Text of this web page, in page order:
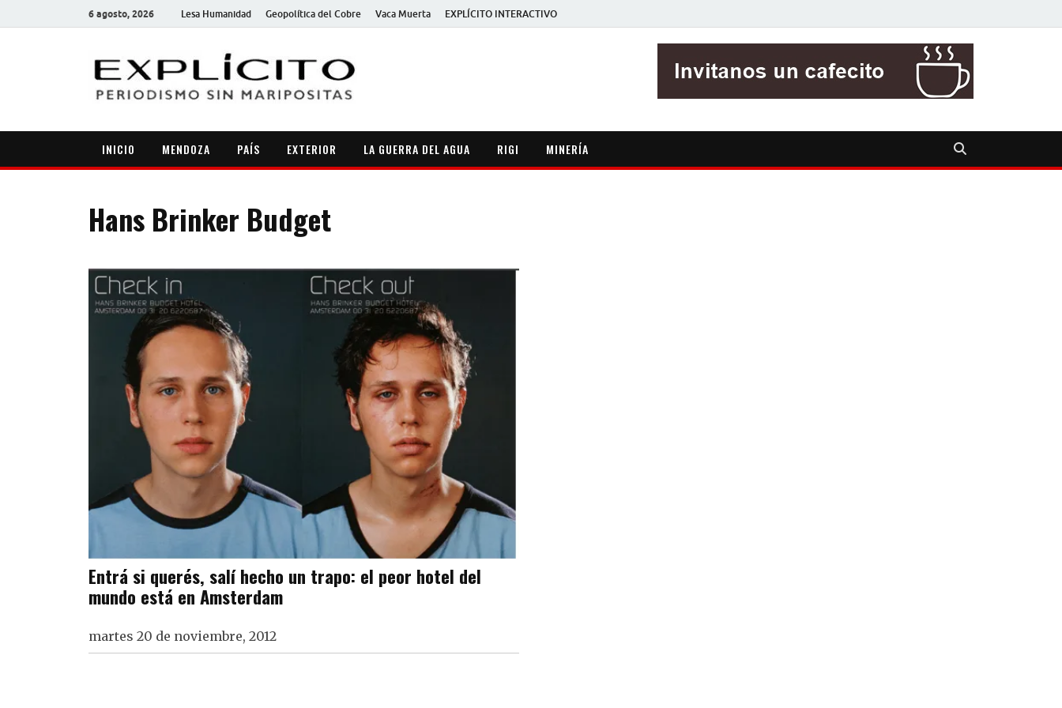
6 agosto, 2026 Lesa Humanidad Geopolítica del Cobre Vaca Muerta EXPLÍCITO INTERACTIVO
INICIO MENDOZA PAÍS EXTERIOR LA GUERRA DEL AGUA RIGI MINERÍA
Hans Brinker Budget
Entrá si querés, salí hecho un trapo: el peor hotel del
mundo está en Amsterdam
martes 20 de noviembre, 2012